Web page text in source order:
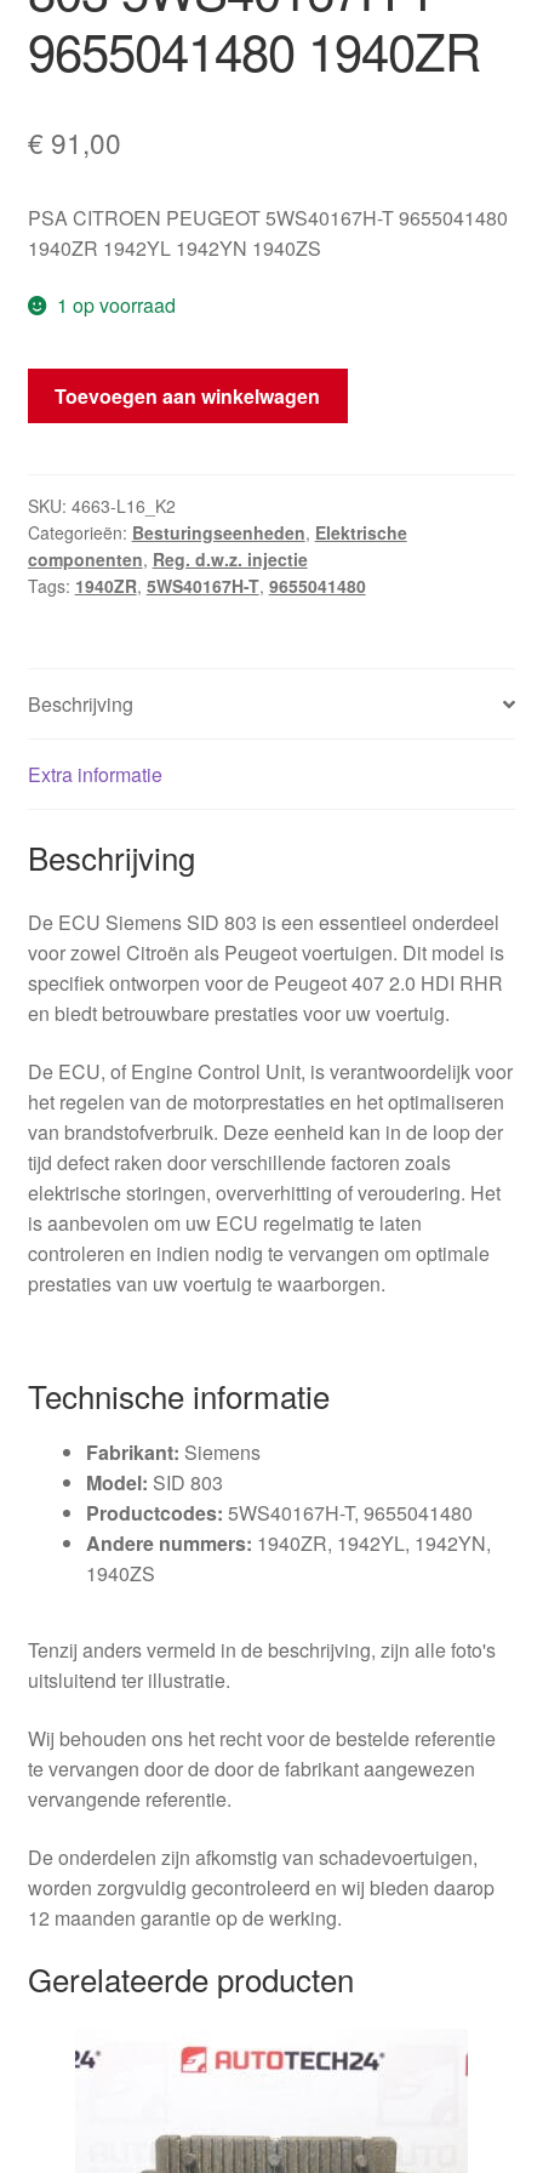
9655041480 1940ZR
€ 91,00
PSA CITROEN PEUGEOT 5WS40167H-T 9655041480
1940ZR 1942YL 1942YN 1940ZS
1 op voorraad
ECU
Siemens
5WS40167H-
T
9655041480
1940ZR
Toevoegen aan winkelwagen
SKU: 4663-L16_K2
Categorieën: Besturingseenheden, Elektrische
componenten, Reg. d.w.z. injectie
Tags: 1940ZR, 5WS40167H-T, 9655041480
Beschrijving
Extra informatie
Beschrijving
De ECU Siemens SID 803 is een essentieel onderdeel
voor zowel Citroën als Peugeot voertuigen. Dit model is
specifiek ontworpen voor de Peugeot 407 2.0 HDI RHR
en biedt betrouwbare prestaties voor uw voertuig.
De ECU, of Engine Control Unit, is verantwoordelijk voor
het regelen van de motorprestaties en het optimaliseren
van brandstofverbruik. Deze eenheid kan in de loop der
tijd defect raken door verschillende factoren zoals
elektrische storingen, oververhitting of veroudering. Het
is aanbevolen om uw ECU regelmatig te laten
controleren en indien nodig te vervangen om optimale
prestaties van uw voertuig te waarborgen.
Technische informatie
Fabrikant: Siemens
Model: SID 803
Productcodes: 5WS40167H-T, 9655041480
Andere nummers: 1940ZR, 1942YL, 1942YN,
1940ZS
Tenzij anders vermeld in de beschrijving, zijn alle foto's
uitsluitend ter illustratie.
Wij behouden ons het recht voor de bestelde referentie
te vervangen door de door de fabrikant aangewezen
vervangende referentie.
De onderdelen zijn afkomstig van schadevoertuigen,
worden zorgvuldig gecontroleerd en wij bieden daarop
12 maanden garantie op de werking.
Gerelateerde producten